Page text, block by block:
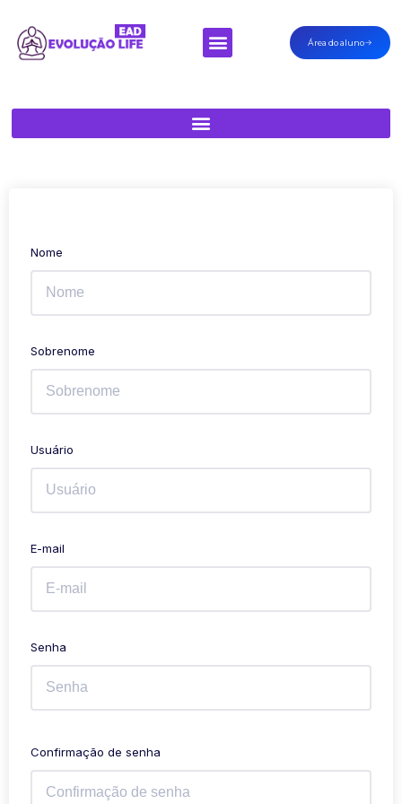
Área do aluno
Nome
Sobrenome
Usuário
E-mail
Senha
Confirmação de senha